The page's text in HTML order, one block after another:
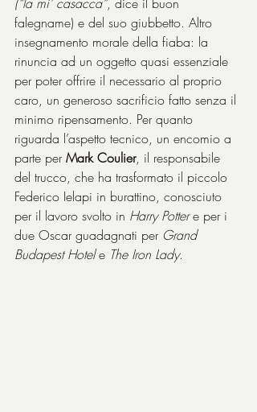
falegname) e del suo giubbetto. Altro
insegnamento morale della fiaba: la
rinuncia ad un oggetto quasi essenziale
per poter offrire il necessario al proprio
caro, un generoso sacrificio fatto senza il
minimo ripensamento. Per quanto
riguarda l’aspetto tecnico, un encomio a
parte per Mark Coulier, il responsabile
del trucco, che ha trasformato il piccolo
Federico Ielapi in burattino, conosciuto
per il lavoro svolto in Harry Potter e per i
due Oscar guadagnati per Grand
Budapest Hotel e The Iron Lady.